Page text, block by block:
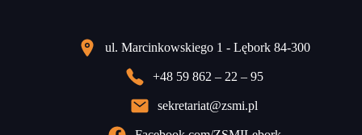
ul. Marcinkowskiego 1 - Lębork 84-300
+48 59 862 – 22 – 95
sekretariat@zsmi.pl